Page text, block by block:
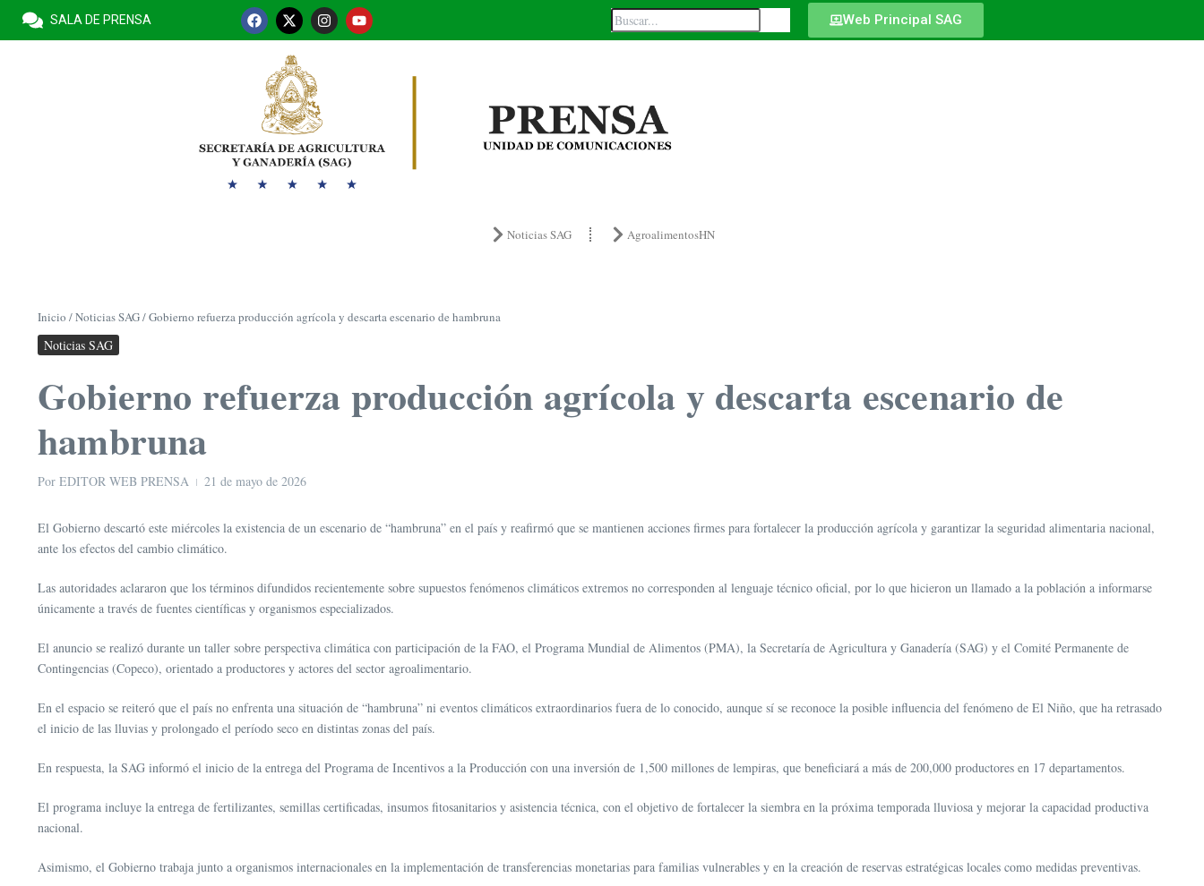
SALA DE PRENSA Web Principal SAG
Noticias SAG AgroalimentosHN
Inicio /Noticias SAG/Gobierno refuerza producción agrícola y descarta escenario de hambruna
Noticias SAG
Gobierno refuerza producción agrícola y descarta escenario de
hambruna
Por EDITOR WEB PRENSA 21 de mayo de 2026
El Gobierno descartó este miércoles la existencia de un escenario de “hambruna” en el país y reafirmó que se mantienen acciones firmes para fortalecer la producción agrícola y garantizar la seguridad alimentaria nacional,
ante los efectos del cambio climático.
Las autoridades aclararon que los términos difundidos recientemente sobre supuestos fenómenos climáticos extremos no corresponden al lenguaje técnico oficial, por lo que hicieron un llamado a la población a informarse
únicamente a través de fuentes científicas y organismos especializados.
El anuncio se realizó durante un taller sobre perspectiva climática con participación de la FAO, el Programa Mundial de Alimentos (PMA), la Secretaría de Agricultura y Ganadería (SAG) y el Comité Permanente de
Contingencias (Copeco), orientado a productores y actores del sector agroalimentario.
En el espacio se reiteró que el país no enfrenta una situación de “hambruna” ni eventos climáticos extraordinarios fuera de lo conocido, aunque sí se reconoce la posible influencia del fenómeno de El Niño, que ha retrasado
el inicio de las lluvias y prolongado el período seco en distintas zonas del país.
En respuesta, la SAG informó el inicio de la entrega del Programa de Incentivos a la Producción con una inversión de 1,500 millones de lempiras, que beneficiará a más de 200,000 productores en 17 departamentos.
El programa incluye la entrega de fertilizantes, semillas certificadas, insumos fitosanitarios y asistencia técnica, con el objetivo de fortalecer la siembra en la próxima temporada lluviosa y mejorar la capacidad productiva
nacional.
Asimismo, el Gobierno trabaja junto a organismos internacionales en la implementación de transferencias monetarias para familias vulnerables y en la creación de reservas estratégicas locales como medidas preventivas.